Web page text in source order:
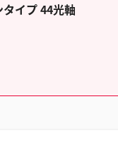
イプ 44光軸